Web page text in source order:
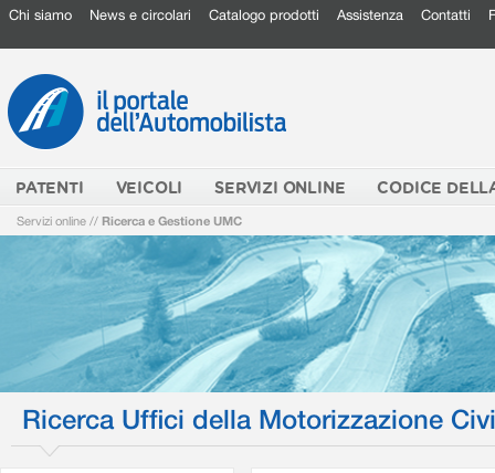
Chi siamo News e circolari Catalogo prodotti Assistenza Contatti
PATENTI VEICOLI SERVIZI ONLINE CODICE
Servizi online // Ricerca e Gestione UMC
Ricerca Uffici della Motorizzazione